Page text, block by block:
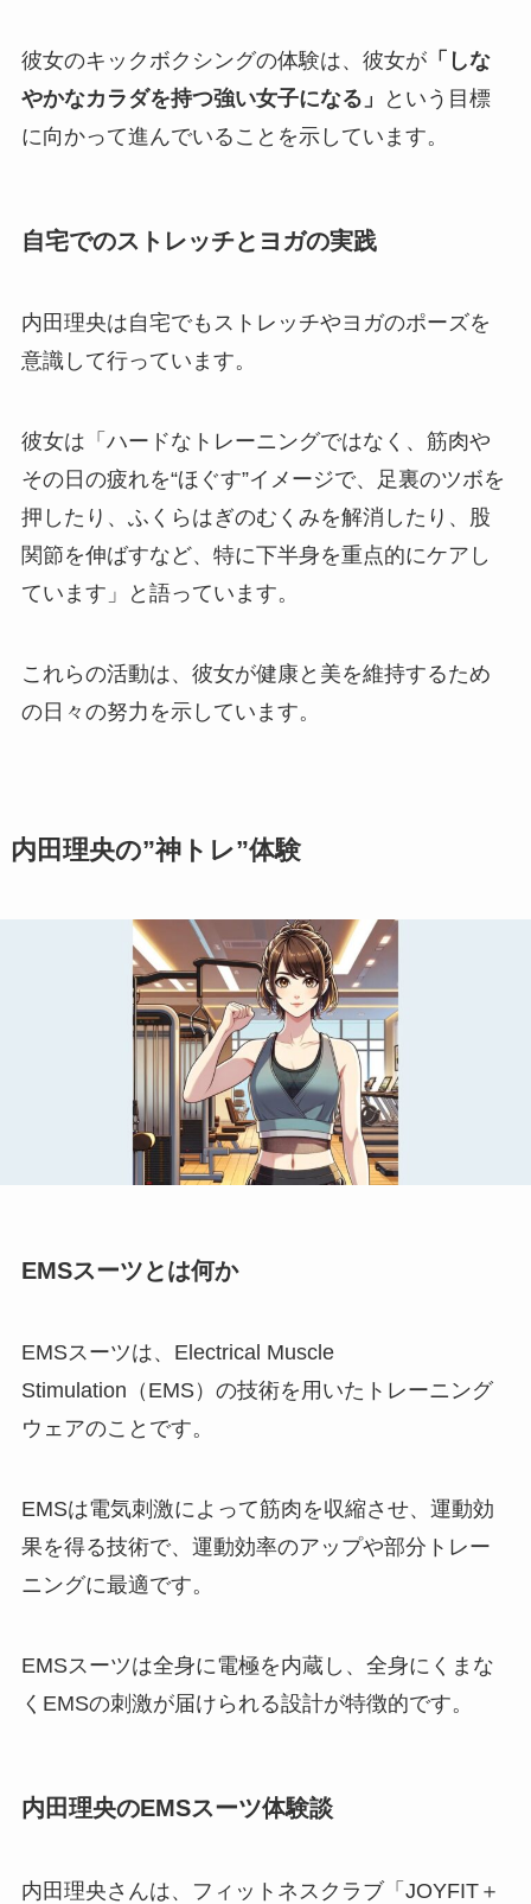
彼女のキックボクシングの体験は、彼女が「しな
やかなカラダを持つ強い女子になる」
という目標
に向かって進んでいることを示しています。
自宅でのストレッチとヨガの実践
内田理央は自宅でもストレッチやヨガのポーズを
意識して行っています。
彼女は「ハードなトレーニングではなく、筋肉や
その日の疲れを“ほぐす”イメージで、足裏のツボを
押したり、ふくらはぎのむくみを解消したり、股
関節を伸ばすなど、特に下半身を重点的にケアし
ています」と語っています。
これらの活動は、彼女が健康と美を維持するため
の日々の努力を示しています。
内田理央の”神トレ”体験
EMSスーツとは何か
EMSスーツは、Electrical Muscle
Stimulation（EMS）の技術を用いたトレーニング
ウェアのことです。
EMSは電気刺激によって筋肉を収縮させ、運動効
果を得る技術で、運動効率のアップや部分トレー
ニングに最適です。
EMSスーツは全身に電極を内蔵し、全身にくまな
くEMSの刺激が届けられる設計が特徴的です。
内田理央のEMSスーツ体験談
内田理央さんは、フィットネスクラブ「JOYFIT＋